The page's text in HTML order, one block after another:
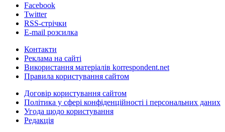
Facebook
Twitter
RSS-стрічки
E-mail розсилка
Контакти
Реклама на сайті
Використання матеріалів korrespondent.net
Правила користування сайтом
Договір користування сайтом
Політика у сфері конфіденційності і персональних даних
Угода щодо користування
Редакція